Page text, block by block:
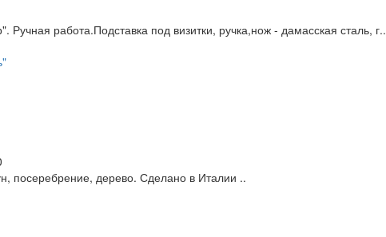
работа.Подставка под визитки, ручка,нож - дамасская сталь, г..
посеребрение, дерево. Сделано в Италии ..